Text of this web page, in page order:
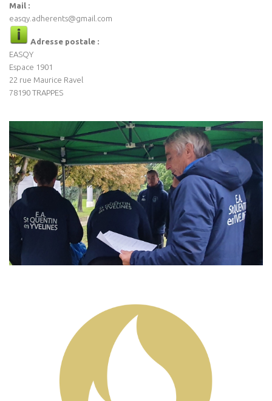
Mail :
easqy.adherents@gmail.com
Adresse postale :
EASQY
Espace 1901
22 rue Maurice Ravel
78190 TRAPPES